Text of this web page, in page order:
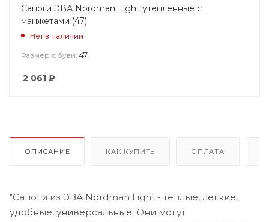
Сапоги ЭВА Nordman Light утепленные с
манжетами (47)
Нет в наличии
Размер обуви: 47
2 061 ₽
ОПИСАНИЕ КАК КУПИТЬ ОПЛАТА
"Сапоги из ЭВА Nordman Light - теплые, легкие,
удобные, универсальные. Они могут